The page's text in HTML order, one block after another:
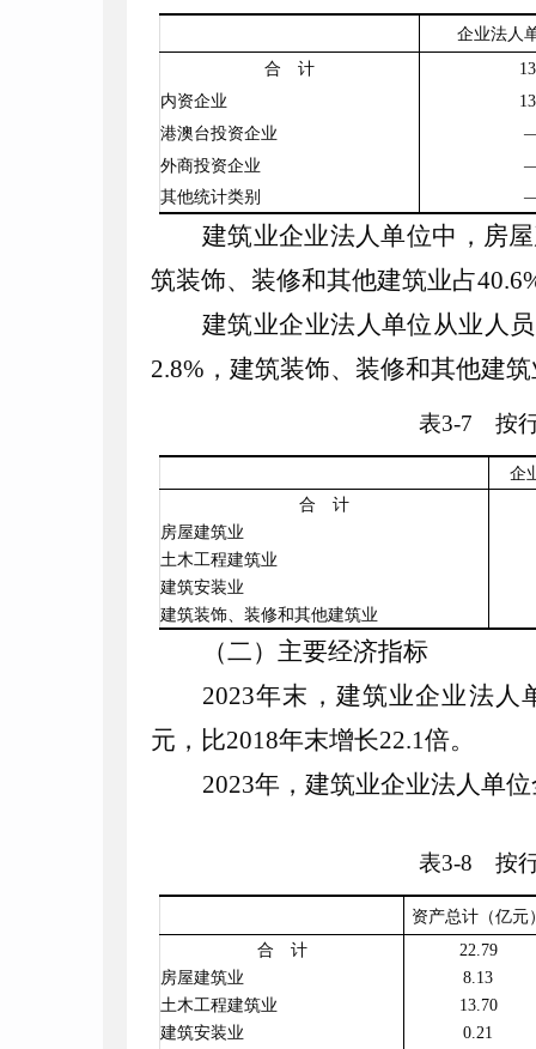
企业法人
合 计
内资企业
港澳台投资企业
外商投资企业
其他统计类别
建筑业企业法人单位中，房
筑装饰、装修和其他建筑业占40.6
建筑业企业法人单位从业人
2.8% ，建筑装饰、装修和其他建
表3-7 按行
企
合 计
房屋建筑业
土木工程建筑业
建筑安装业
建筑装饰、装修和其他建筑业
（二）主要经济指标
2023年末，建筑业企业法人
元，比2018年末增长22.1倍。
2023年，建筑业企业法人单
表3-8 按行
资产总计（亿元
合 计
22 79
房屋建筑业
8 13
土木工程建筑业
13. 70
建筑安装业
0 21